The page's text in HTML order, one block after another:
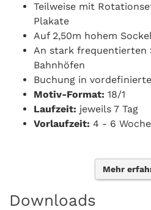
Teilweise mit
Plakate
Auf 2,50m hohem
An stark frequentierten
Bahnhöfen
Buchung in
Motiv-Format: 18/1
Laufzeit: jeweils 7 Tag
Vorlaufzeit: 4 - 6
Mehr
Downloads